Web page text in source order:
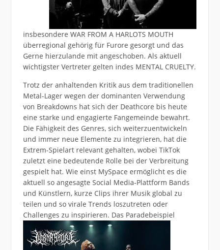
insbesondere WAR FROM A HARLOTS MOUTH
überregional gehörig für Furore gesorgt und das
Gerne hierzulande mit angeschoben. Als aktuell
wichtigster Vertreter gelten indes MENTAL CRUELTY.
Trotz der anhaltenden Kritik aus dem traditionellen
Metal-Lager wegen der dominanten Verwendung
von Breakdowns hat sich der Deathcore bis heute
eine starke und engagierte Fangemeinde bewahrt.
Die Fähigkeit des Genres, sich weiterzuentwickeln
und immer neue Elemente zu integrieren, hat die
Extrem-Spielart relevant gehalten, wobei TikTok
zuletzt eine bedeutende Rolle bei der Verbreitung
gespielt hat. Wie einst MySpace ermöglicht es die
aktuell so angesagte Social Media-Plattform Bands
und Künstlern, kurze Clips ihrer Musik global zu
teilen und so virale Trends loszutreten oder
Challenges zu inspirieren. Das Paradebeispiel